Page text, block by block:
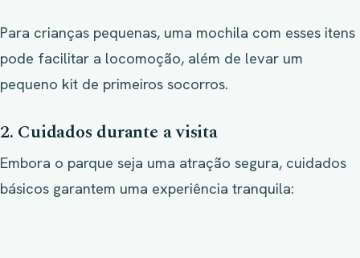
Para crianças pequenas, uma mochila com esses itens
pode facilitar a locomoção, além de levar um
pequeno kit de primeiros socorros.
2. Cuidados durante a visita
Embora o parque seja uma atração segura, cuidados
básicos garantem uma experiência tranquila: